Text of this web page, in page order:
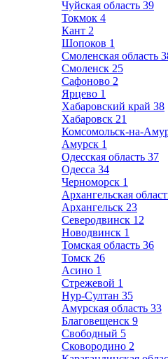
Чуйская область 39
Токмок 4
Кант 2
Шопоков 1
Смоленская область
Смоленск 25
Сафоново 2
Ярцево 1
Хабаровский край 38
Хабаровск 21
Комсомольск-на-
Амурск 1
Одесская область 37
Одесса 34
Черноморск 1
Архангельская
Архангельск 23
Северодвинск 12
Новодвинск 1
Томская область 36
Томск 26
Асино 1
Стрежевой 1
Нур-Султан 35
Амурская область 33
Благовещенск 9
Свободный 5
Сковородино 2